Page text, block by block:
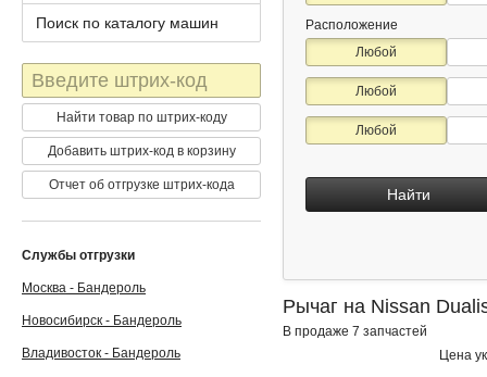
Расположение
Любой
Любой
Любой
Найти
Рычаг на Nissan
В продаже 7 запчастей
Цена
Поиск по каталогу машин
Штрих-
код
Найти товар по штрих-коду
Добавить штрих-код в корзину
Отчет об отгрузке штрих-кода
Службы отгрузки
Москва - Бандероль
Новосибирск - Бандероль
Владивосток - Бандероль